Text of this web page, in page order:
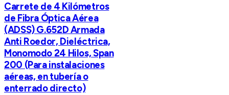
Carrete de 4 Kilómetros
de Fibra Óptica Aérea
(ADSS) G.652D Armada
Anti Roedor, Dieléctrica,
Monomodo 24 Hilos, Span
200 (Para instalaciones
aéreas, en tubería o
enterrado directo)